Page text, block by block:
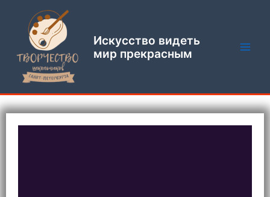
содержимому
Искусство видеть
мир прекрасным